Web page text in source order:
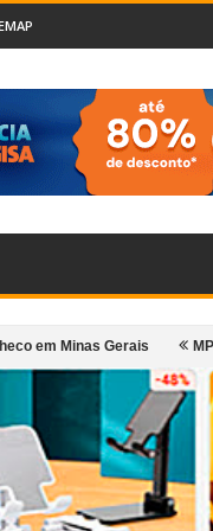
Gerais MPMG
Incêndio atinge segundo